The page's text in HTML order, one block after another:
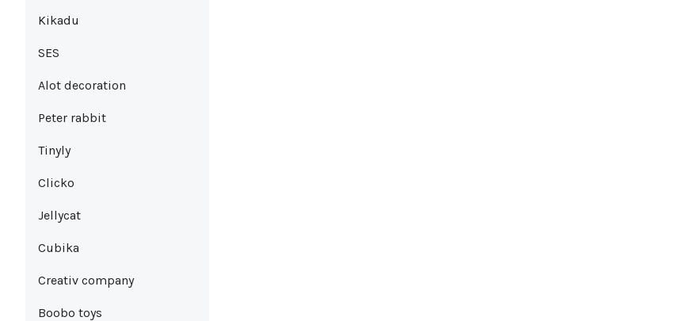
Kikadu
SES
Alot decoration
Peter rabbit
Tinyly
Clicko
Jellycat
Cubika
Creativ company
Boobo toys